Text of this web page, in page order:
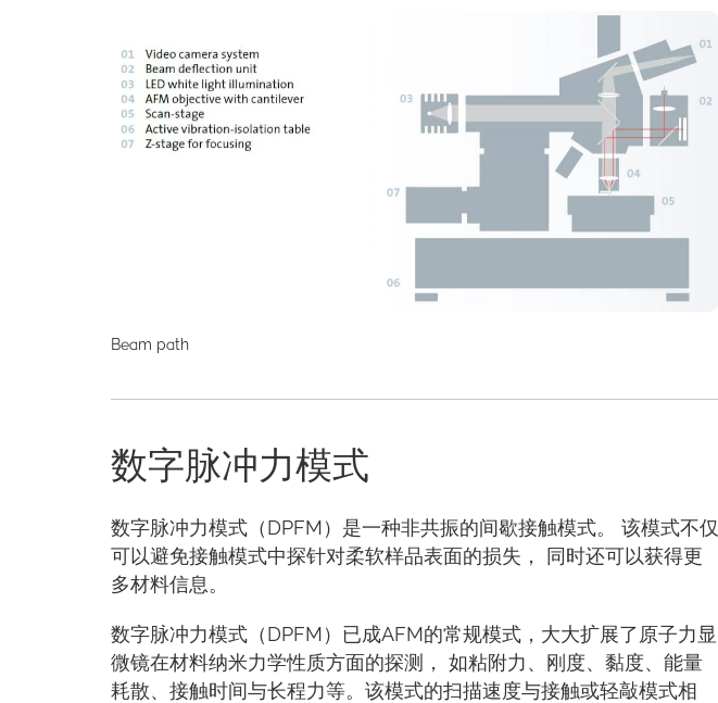
Beam path
数字脉冲力模式
数字脉冲力模式（DPFM）是一种非共振的间歇接触模式。 该模式不仅
可以避免接触模式中探针对柔软样品表面的损失， 同时还可以获得更
多材料信息。
数字脉冲力模式（DPFM）已成AFM的常规模式，大大扩展了原子力显
微镜在材料纳米力学性质方面的探测， 如粘附力、刚度、黏度、能量
耗散、接触时间与长程力等。该模式的扫描速度与接触或轻敲模式相